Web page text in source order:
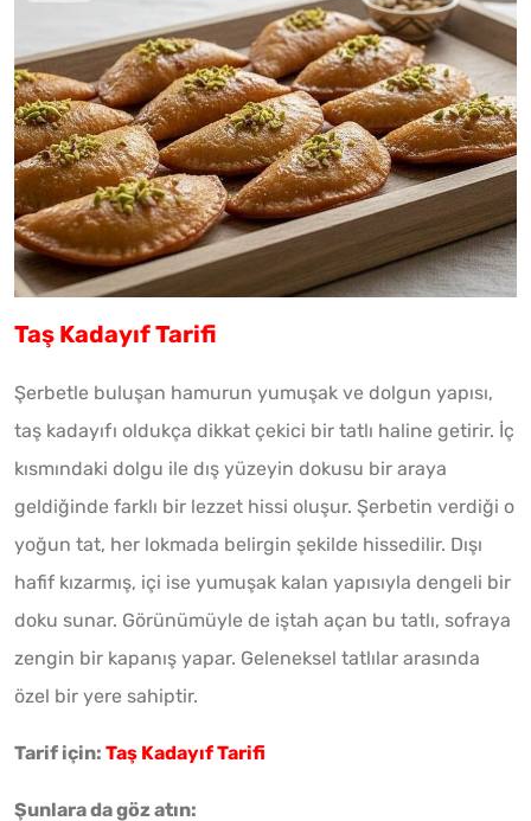
Taş Kadayıf Tarifi
Şerbetle buluşan hamurun yumuşak ve dolgun yapısı,
taş kadayıfı oldukça dikkat çekici bir tatlı haline getirir. İç
kısmındaki dolgu ile dış yüzeyin dokusu bir araya
geldiğinde farklı bir lezzet hissi oluşur. Şerbetin verdiği o
yoğun tat, her lokmada belirgin şekilde hissedilir. Dışı
hafif kızarmış, içi ise yumuşak kalan yapısıyla dengeli bir
doku sunar. Görünümüyle de iştah açan bu tatlı, sofraya
zengin bir kapanış yapar. Geleneksel tatlılar arasında
özel bir yere sahiptir.
Tarif için: Taş Kadayıf Tarifi
Şunlara da göz atın: